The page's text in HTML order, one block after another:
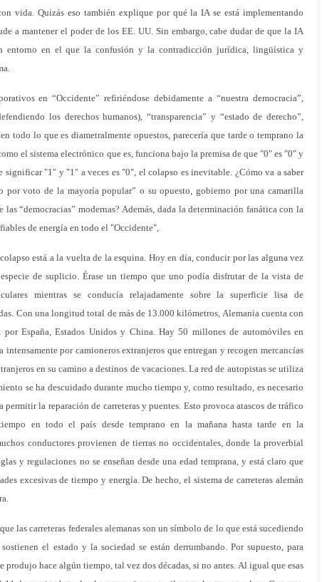
vida. Quizás eso también explique por qué la IA se está implementando
a mantener el poder de los EE. UU. Sin embargo, cabe dudar de que la IA
entorno en el que la confusión y la contradicción jurídica, lingüística y
en “Occidente” refiriéndose debidamente a “nuestra democracia”,
los derechos humanos), “transparencia” y “estado de derecho”,
todo lo que es diametralmente opuestos, parecería que tarde o temprano la
el sistema electrónico que es, funciona bajo la premisa de que "0" es "0" y
"1" y "1" a veces es "0", el colapso es inevitable. ¿Cómo va a saber
por voto de la mayoría popular” o su opuesto, gobierno por una camarilla
“democracias” modernas? Además, dada la determinación fanática con la
de energía en todo el "Occidente",
está a la vuelta de la esquina. Hoy en día, conducir por las alguna vez
de suplicio. Érase un tiempo que uno podía disfrutar de la vista de
mientras se conducía relajadamente sobre la superficie lisa de
Con una longitud total de más de 13.000 kilómetros, Alemania cuenta con
España, Estados Unidos y China. Hay 50 millones de automóviles en
por camioneros extranjeros que entregan y recogen mercancías
en su camino a destinos de vacaciones. La red de autopistas se utiliza
se ha descuidado durante mucho tiempo y, como resultado, es necesario
permitir la reparación de carreteras y puentes. Esto provoca atascos de tráfico
en todo el país desde temprano en la mañana hasta tarde en la
conductores provienen de tierras no occidentales, donde la proverbial
y regulaciones no se enseñan desde una edad temprana, y está claro que
excesivas de tiempo y energía. De hecho, el sistema de carreteras alemán
las carreteras federales alemanas son un símbolo de lo que está sucediendo
el estado y la sociedad se están derrumbando. Por supuesto, para
produjo hace algún tiempo, tal vez dos décadas, si no antes. Al igual que esas